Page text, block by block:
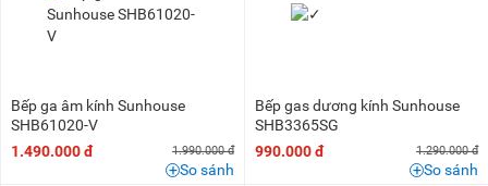
Bếp ga âm kính Sunhouse
SHB61020-V
1.490.000 đ
1.990.000 đ
So sánh
Bếp gas dương kính Sunhouse
SHB3365SG
990.000 đ
1.290.000 đ
So sánh